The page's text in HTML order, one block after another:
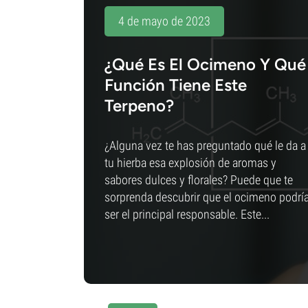
4 de mayo de 2023
¿Qué Es El Ocimeno Y Qué
Función Tiene Este
Terpeno?
¿Alguna vez te has preguntado qué le da a
tu hierba esa explosión de aromas y
sabores dulces y florales? Puede que te
sorprenda descubrir que el ocimeno
ser el principal responsable. Este...